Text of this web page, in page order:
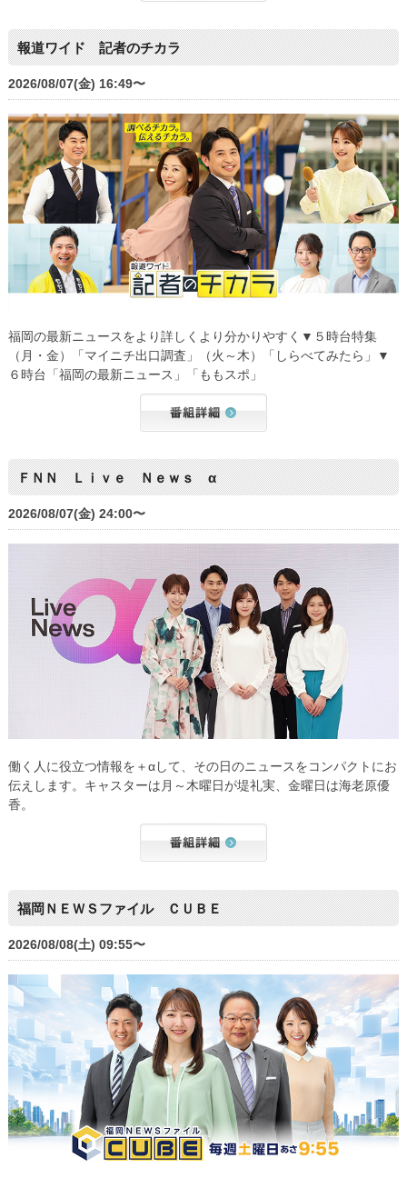
報道ワイド 記者のチカラ
2026/08/07(金) 16:49〜
福岡の最新ニュースをより詳しくより分かりやすく▼５時台特集
（月・金）「マイニチ出口調査」（火～木）「しらべてみたら」▼
６時台「福岡の最新ニュース」「ももスポ」
ＦＮＮ Ｌｉｖｅ Ｎｅｗｓ α
2026/08/07(金) 24:00〜
働く人に役立つ情報を＋αして、その日のニュースをコンパクトにお
伝えします。キャスターは月～木曜日が堤礼実、金曜日は海老原優
香。
福岡ＮＥＷＳファイル ＣＵＢＥ
2026/08/08(土) 09:55〜